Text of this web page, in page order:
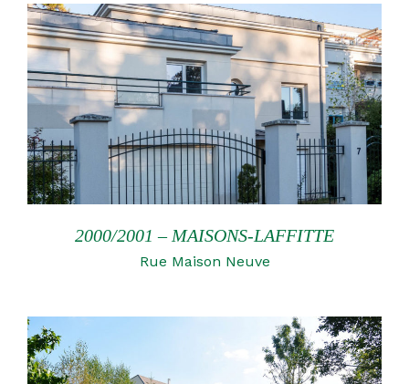
2000/2001 – MAISONS-LAFFITTE
Rue Maison Neuve